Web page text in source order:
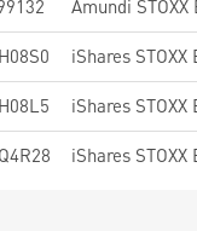
Amundi
iShares
iShares
iShares